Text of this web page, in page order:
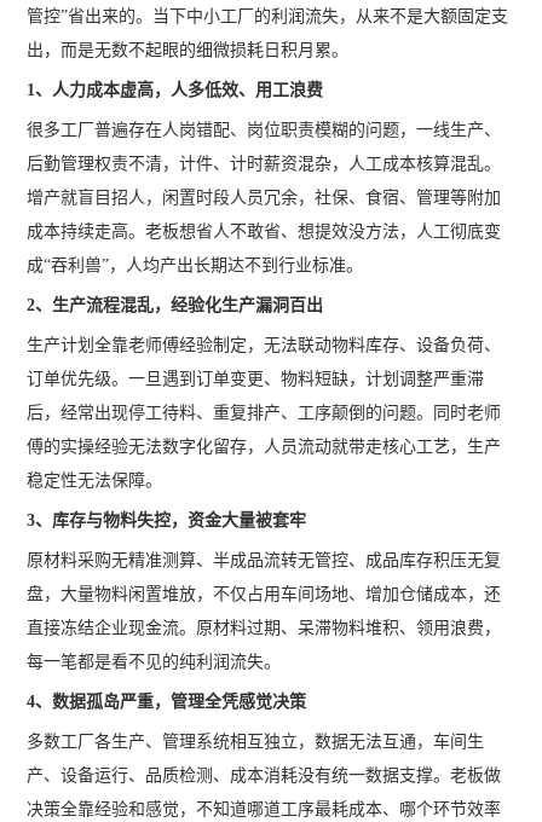
管控”省出来的。当下中小工厂的利润流失，从来不是大额固定支
出，而是无数不起眼的细微损耗日积月累。
1、人力成本虚高，人多低效、用工浪费
很多工厂普遍存在人岗错配、岗位职责模糊的问题，一线生产、
后勤管理权责不清，计件、计时薪资混杂，人工成本核算混乱。
增产就盲目招人，闲置时段人员冗余，社保、食宿、管理等附加
成本持续走高。老板想省人不敢省、想提效没方法，人工彻底变
成“吞利兽”，人均产出长期达不到行业标准。
2、生产流程混乱，经验化生产漏洞百出
生产计划全靠老师傅经验制定，无法联动物料库存、设备负荷、
订单优先级。一旦遇到订单变更、物料短缺，计划调整严重滞
后，经常出现停工待料、重复排产、工序颠倒的问题。同时老师
傅的实操经验无法数字化留存，人员流动就带走核心工艺，生产
稳定性无法保障。
3、库存与物料失控，资金大量被套牢
原材料采购无精准测算、半成品流转无管控、成品库存积压无复
盘，大量物料闲置堆放，不仅占用车间场地、增加仓储成本，还
直接冻结企业现金流。原材料过期、呆滞物料堆积、领用浪费，
每一笔都是看不见的纯利润流失。
4、数据孤岛严重，管理全凭感觉决策
多数工厂各生产、管理系统相互独立，数据无法互通，车间生
产、设备运行、品质检测、成本消耗没有统一数据支撑。老板做
决策全靠经验和感觉，不知道哪道工序最耗成本、哪个环节效率